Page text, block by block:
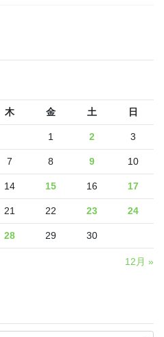
木 金 土 日
1 2 3
7 8 9 10
14 15 16 17
21 22 23 24
28 29 30
12月 »